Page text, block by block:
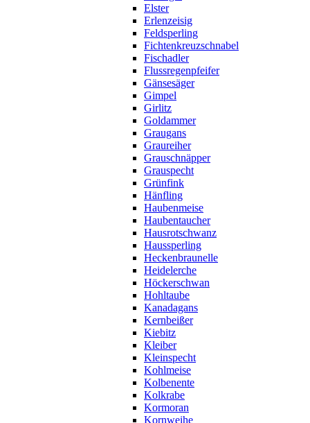
Elster
Erlenzeisig
Feldsperling
Fichtenkreuzschnabel
Fischadler
Flussregenpfeifer
Gänsesäger
Gimpel
Girlitz
Goldammer
Graugans
Graureiher
Grauschnäpper
Grauspecht
Grünfink
Hänfling
Haubenmeise
Haubentaucher
Hausrotschwanz
Haussperling
Heckenbraunelle
Heidelerche
Höckerschwan
Hohltaube
Kanadagans
Kernbeißer
Kiebitz
Kleiber
Kleinspecht
Kohlmeise
Kolbenente
Kolkrabe
Kormoran
Kornweihe